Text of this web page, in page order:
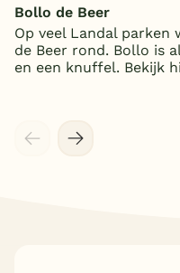
Bollo de Beer
Op veel Landal
de Beer rond. Bollo is
en een knuffel. Bekijk